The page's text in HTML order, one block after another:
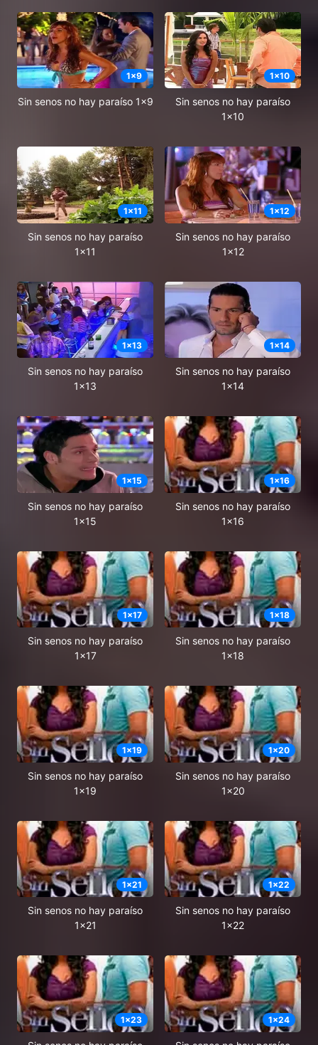
1x9
Sin senos no hay paraíso 1x9
1x10
Sin senos no hay paraíso
1x10
1x11
Sin senos no hay paraíso
1x11
1x12
Sin senos no hay paraíso
1x12
1x13
Sin senos no hay paraíso
1x13
1x14
Sin senos no hay paraíso
1x14
1x15
Sin senos no hay paraíso
1x15
1x16
Sin senos no hay paraíso
1x16
1x17
Sin senos no hay paraíso
1x17
1x18
Sin senos no hay paraíso
1x18
1x19
Sin senos no hay paraíso
1x19
1x20
Sin senos no hay paraíso
1x20
1x21
Sin senos no hay paraíso
1x21
1x22
Sin senos no hay paraíso
1x22
1x23 1x24